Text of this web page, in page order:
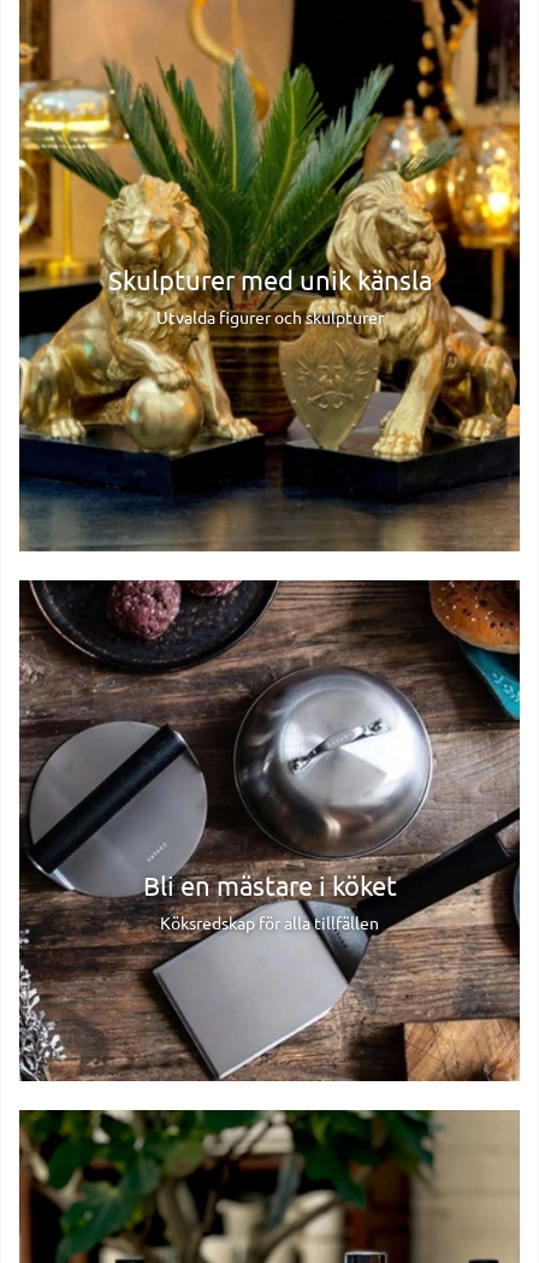
Skulpturer med unik känsla
Utvalda figurer och skulpturer
Bli en mästare i köket
Köksredskap för alla tillfällen